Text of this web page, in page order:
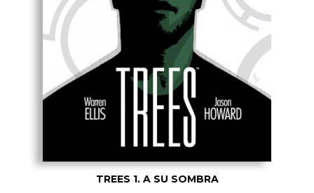
TREES 1. A SU SOMBRA